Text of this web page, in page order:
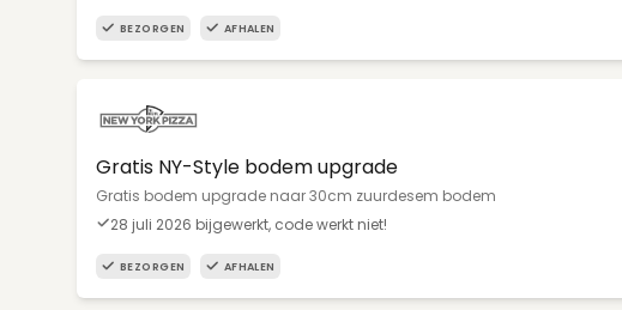
BEZORGEN AFHALEN
Gratis NY-Style bodem upgrade
Gratis bodem upgrade naar 30cm zuurdesem bodem
28 juli 2026 bijgewerkt, code werkt niet!
BEZORGEN AFHALEN